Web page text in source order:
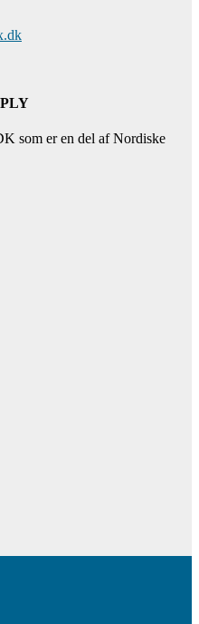
som er en del af Nordiske